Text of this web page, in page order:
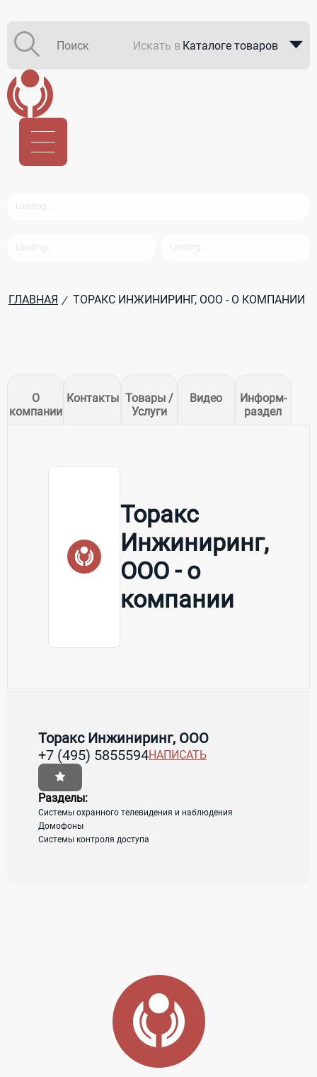
Искать в Каталоге товаров
ГЛАВНАЯ / ТОРАКС ИНЖИНИРИНГ, ООО - О КОМПАНИИ
О
компании
Контакты Товары /
Услуги
Видео
Информ-
раздел
Торакс
Инжиниринг,
ООО - о
компании
Страна:РоссияРегион:Московская область
Москва, ул.Борисовская, д.11
загрузка карты...
видеонаблюдения
Системы IP-
видеонаблюдения
Торакс Инжиниринг, ООО
+7 (495) 5855594НАПИСАТЬ
Разделы:
Системы охранного телевидения и наблюдения
Домофоны
Системы контроля доступа